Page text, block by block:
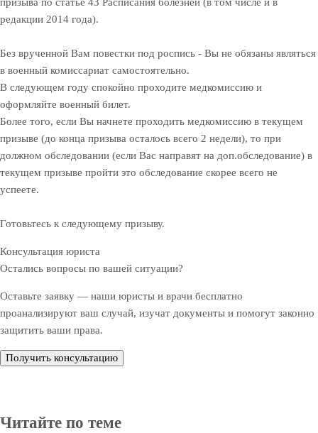
редакции 2014 года).
Без врученной Вам повестки под роспись - Вы не обязаны являться
в военный комиссариат самостоятельно.
В следующем году спокойно проходите медкомиссию и
оформляйте военный билет.
Более того, если Вы начнете проходить медкомиссию в текущем
призыве (до конца призыва осталось всего 2 недели), то при
должном обследовании (если Вас направят на доп.обследование) в
текущем призыве пройти это обследование скорее всего не
успеете.
Готовьтесь к следующему призыву.
Консультация юриста
Остались вопросы по вашей ситуации?
Оставьте заявку — наши юристы и врачи бесплатно
проанализируют ваш случай, изучат документы и помогут законно
защитить ваши права.
Получить консультацию
Читайте по теме